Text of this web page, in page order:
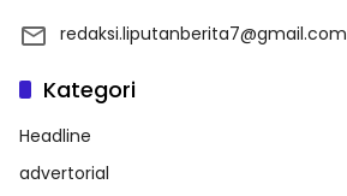
redaksi.liputanberita7@gmail.com
Kategori
Headline
advertorial